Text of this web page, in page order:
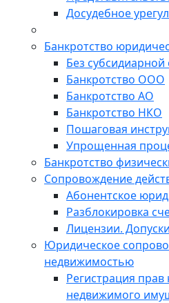
Досудебное
Банкротство
Без субсидиарной
Банкротство ООО
Банкротство АО
Банкротство НКО
Пошаговая
Упрощенная
Банкротство
Сопровождение
Абонентское
Разблокировка
Лицензии.
Юридическое
недвижимостью
Регистрация
недвижимого